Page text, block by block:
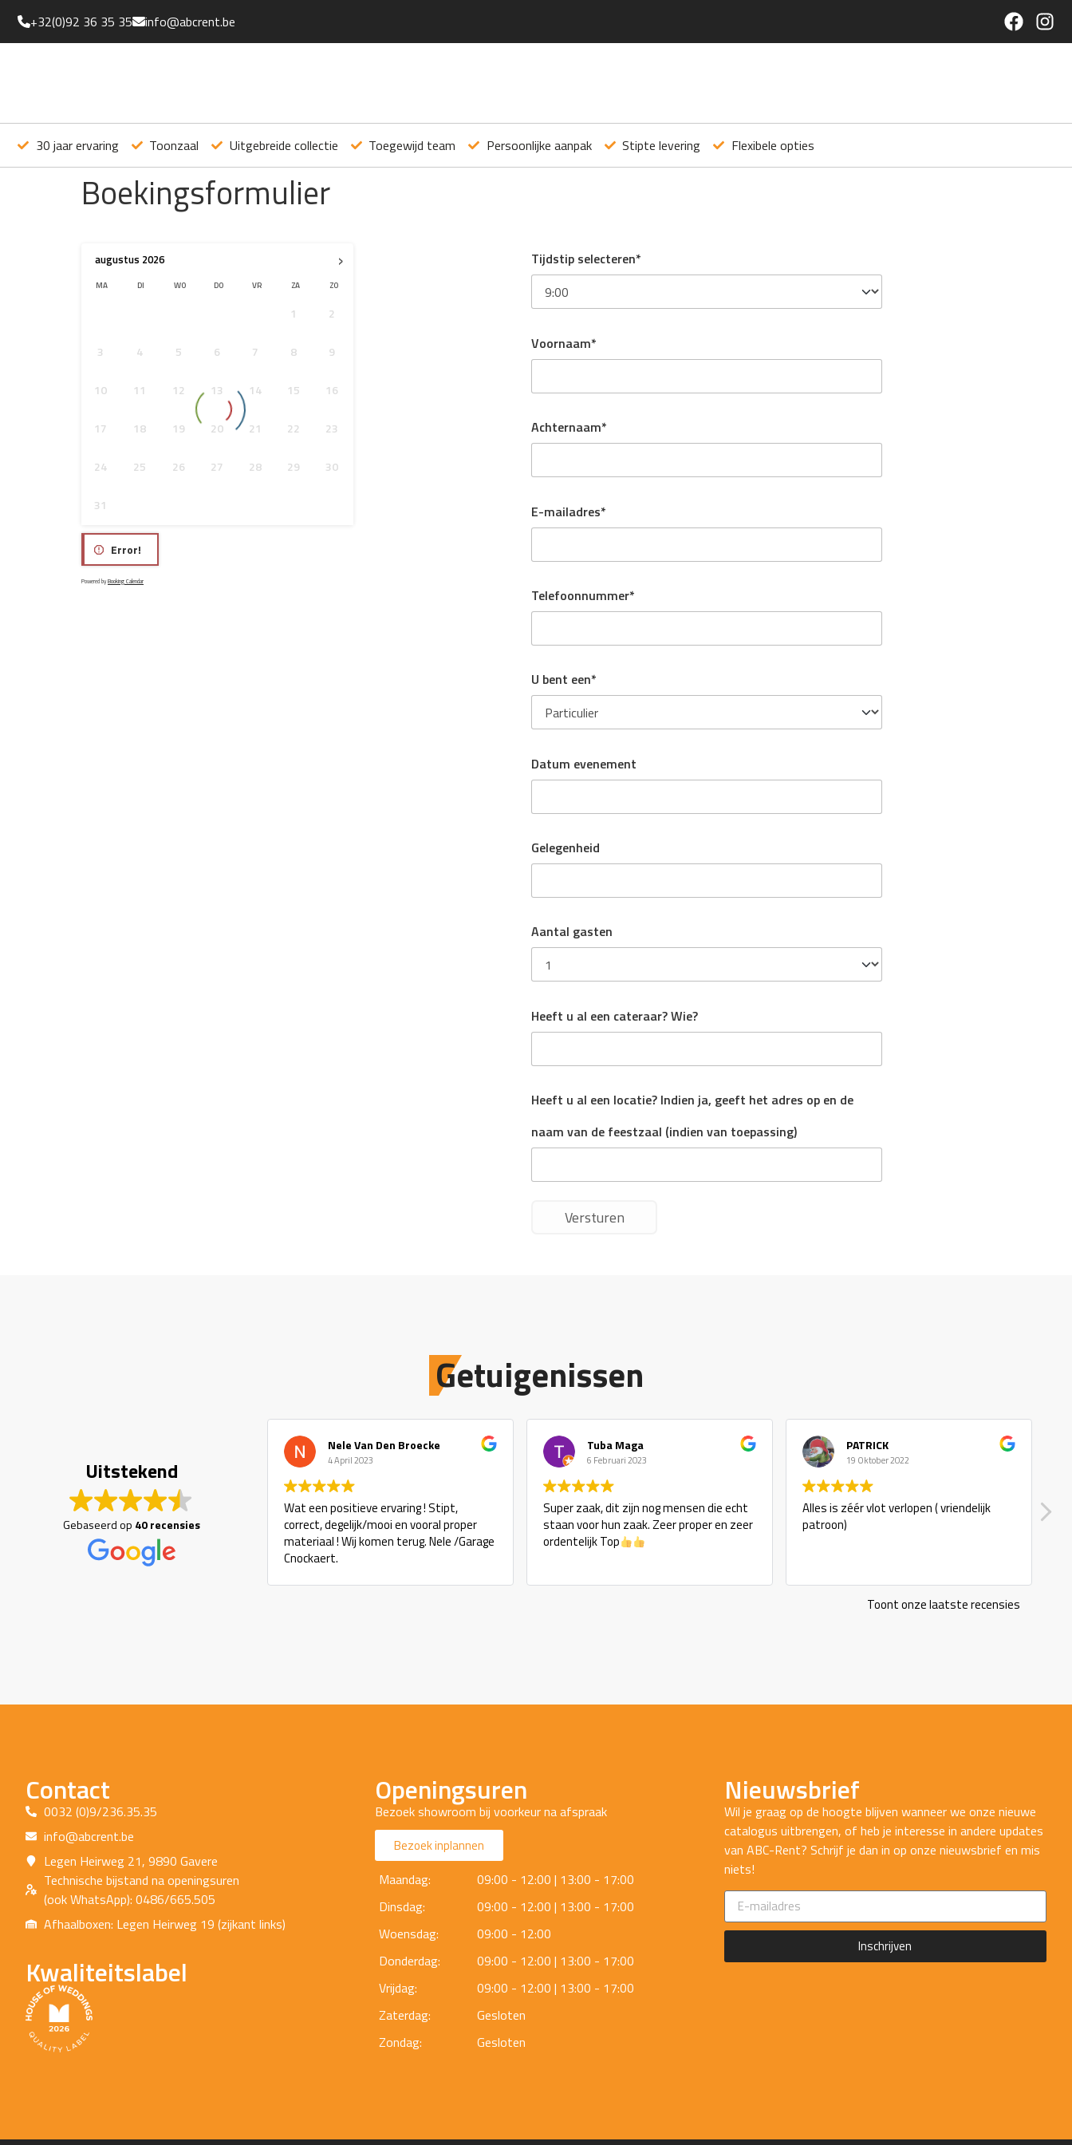
+32(0)92 36 35 35 info@abcrent.be
30 jaar ervaring Toonzaal Uitgebreide collectie Toegewijd team Persoonlijke aanpak Stipte levering Flexibele opties
Boekingsformulier
›
augustus 2026
MA DI WO DO VR ZA ZO
1 2
3 4 5 6 7 8 9
10 11 12 13 14 15 16
17 18 19 20 21 22 23
24 25 26 27 28 29 30
31
Error!
Powered byBooking Calendar
Tijdstip selecteren*
Voornaam*
Achternaam*
E-mailadres*
Telefoonnummer*
U bent een*
Datum evenement
Gelegenheid
Aantal gasten
Heeft u al een cateraar? Wie?
Heeft u al een locatie? Indien ja, geeft het adres op en de
naam van de feestzaal (indien van toepassing)
Versturen
Getuigenissen
Uitstekend
Gebaseerd op 40 recensies
Nele Van Den Broecke
4 April 2023
Wat een positieve ervaring ! Stipt,
correct, degelijk/mooi en vooral proper
materiaal ! Wij komen terug. Nele /Garage
Cnockaert.
Tuba Maga
6 Februari 2023
Super zaak, dit zijn nog mensen die echt
staan voor hun zaak. Zeer proper en zeer
ordentelijk Top
PATRICK
19 Oktober 2022
Alles is zéér vlot verlopen ( vriendelijk
patroon)
Toont onze laatste recensies
Contact
0032 (0)9/236.35.35
info@abcrent.be
Legen Heirweg 21, 9890 Gavere
Technische bijstand na openingsuren
(ook WhatsApp): 0486/665.505
Afhaalboxen: Legen Heirweg 19 (zijkant links)
Kwaliteitslabel
Openingsuren
Bezoek showroom bij voorkeur na afspraak
Bezoek inplannen
Maandag:
09:00 - 12:00 | 13:00 - 17:00
Dinsdag:
09:00 - 12:00 | 13:00 - 17:00
Woensdag:
09:00 - 12:00
Donderdag:
09:00 - 12:00 | 13:00 - 17:00
Vrijdag:
09:00 - 12:00 | 13:00 - 17:00
Zaterdag:
Gesloten
Zondag:
Gesloten
Nieuwsbrief
Wil je graag op de hoogte blijven wanneer we onze nieuwe
catalogus uitbrengen, of heb je interesse in andere updates
van ABC-Rent? Schrijf je dan in op onze nieuwsbrief en mis
niets!
Inschrijven